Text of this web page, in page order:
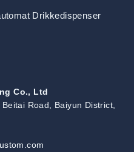
Drikkedispenser
Co., Ltd
Road, Baiyun District,